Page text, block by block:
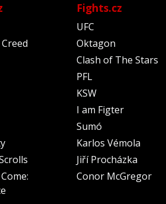
Fights.cz
UFC
Oktagon
Clash of The Stars
PFL
KSW
I am Figter
Sumó
Karlos Vémola
Jiří Procházka
Conor McGregor